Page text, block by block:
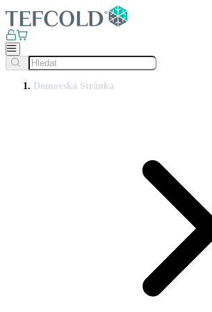
Domovská Stránka